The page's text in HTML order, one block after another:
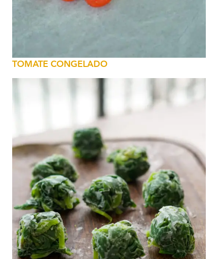
TOMATE CONGELADO